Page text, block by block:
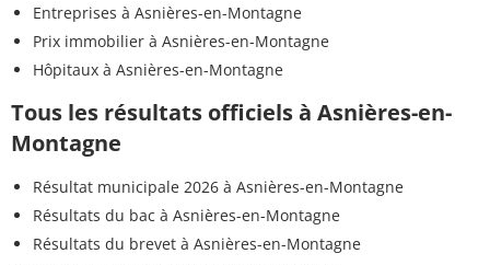
Entreprises à Asnières-en-Montagne
Prix immobilier à Asnières-en-Montagne
Hôpitaux à Asnières-en-Montagne
Tous les résultats officiels à Asnières-en-
Montagne
Résultat municipale 2026 à Asnières-en-Montagne
Résultats du bac à Asnières-en-Montagne
Résultats du brevet à Asnières-en-Montagne